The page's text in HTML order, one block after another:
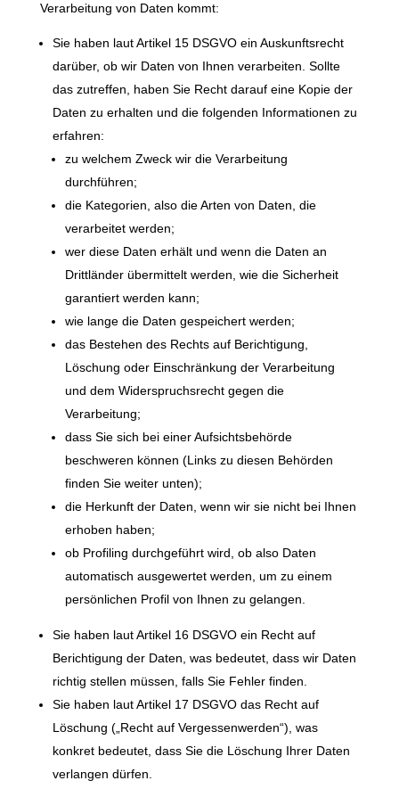
Verarbeitung von Daten kommt:
Sie haben laut Artikel 15 DSGVO ein Auskunftsrecht
darüber, ob wir Daten von Ihnen verarbeiten. Sollte
das zutreffen, haben Sie Recht darauf eine Kopie der
Daten zu erhalten und die folgenden Informationen zu
erfahren:
zu welchem Zweck wir die Verarbeitung
durchführen;
die Kategorien, also die Arten von Daten, die
verarbeitet werden;
wer diese Daten erhält und wenn die Daten an
Drittländer übermittelt werden, wie die Sicherheit
garantiert werden kann;
wie lange die Daten gespeichert werden;
das Bestehen des Rechts auf Berichtigung,
Löschung oder Einschränkung der Verarbeitung
und dem Widerspruchsrecht gegen die
Verarbeitung;
dass Sie sich bei einer Aufsichtsbehörde
beschweren können (Links zu diesen Behörden
finden Sie weiter unten);
die Herkunft der Daten, wenn wir sie nicht bei Ihnen
erhoben haben;
ob Profiling durchgeführt wird, ob also Daten
automatisch ausgewertet werden, um zu einem
persönlichen Profil von Ihnen zu gelangen.
Sie haben laut Artikel 16 DSGVO ein Recht auf
Berichtigung der Daten, was bedeutet, dass wir Daten
richtig stellen müssen, falls Sie Fehler finden.
Sie haben laut Artikel 17 DSGVO das Recht auf
Löschung („Recht auf Vergessenwerden“), was
konkret bedeutet, dass Sie die Löschung Ihrer Daten
verlangen dürfen.